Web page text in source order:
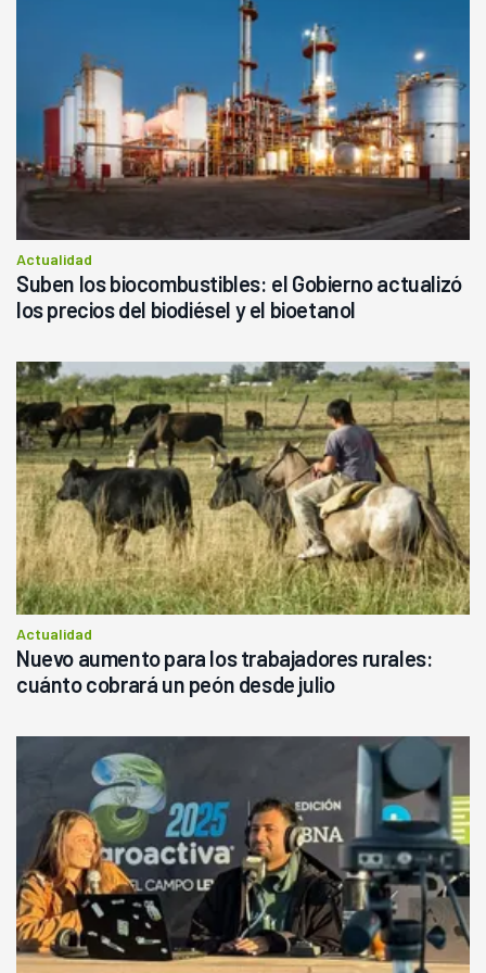
Actualidad
Suben los biocombustibles: el Gobierno actualizó
los precios del biodiésel y el bioetanol
Actualidad
Nuevo aumento para los trabajadores rurales:
cuánto cobrará un peón desde julio